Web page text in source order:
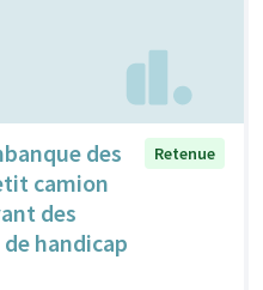
des
camion
des
handicap
Retenue